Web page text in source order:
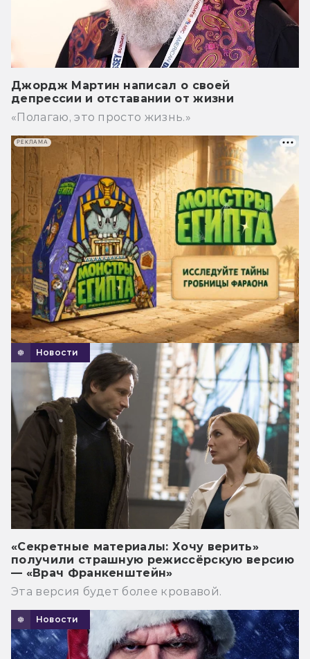
Джордж Мартин написал о своей
депрессии и отставании от жизни
«Полагаю, это просто жизнь.»
Новости
«Секретные материалы: Хочу верить»
получили страшную режиссёрскую версию
— «Врач Франкенштейн»
Эта версия будет более кровавой.
Новости
РЕКЛАМА